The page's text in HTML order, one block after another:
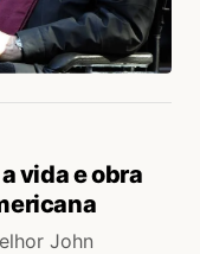
vida e obra
John